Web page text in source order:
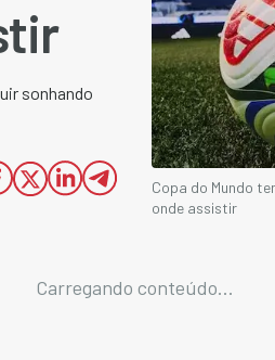
sonhando
Copa do Mundo
onde assistir
Carregando conteúdo...